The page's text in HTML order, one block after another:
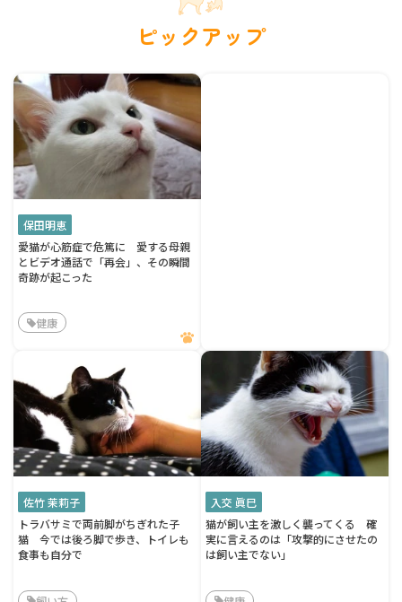
ピックアップ
保田明恵
愛猫が心筋症で危篤に 愛する母親
とビデオ通話で「再会」、その瞬間
奇跡が起こった
健康
佐竹 茉莉子
トラバサミで両前脚がちぎれた子
猫 今では後ろ脚で歩き、トイレも
食事も自分で
入交 眞巳
猫が飼い主を激しく襲ってくる 確
実に言えるのは「攻撃的にさせたの
は飼い主でない」